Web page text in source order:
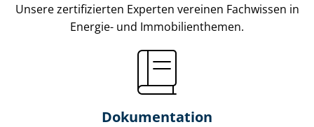
Unsere zertifizierten Experten vereinen Fachwissen in
Energie- und Im­mo­bi­li­en­the­men.
Dokumentation